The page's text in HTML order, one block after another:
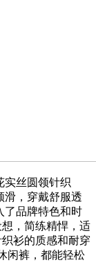
丝圆领针织
滑，穿戴舒服透
了品牌特色和时
，简练精悍，适
衫的质感和耐穿
闲裤，都能轻松